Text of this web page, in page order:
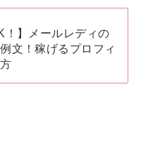
！】メールレディの
文！稼げるプロフィ